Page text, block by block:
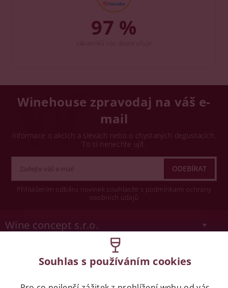
97 %
Winehouse zpravodaj na váš e-
mail
Informace o akcích a slevách nebo o chystaných degustacích.
To si nenechte ujít.
Přihlášením odběru novinek souhlasíte s podmínkami ochrany
osobních údajů
Wine concept s.r.o.
Souhlas s používáním cookies